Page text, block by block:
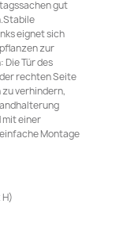
gut
eignet sich
zur
Tür des
rechten Seite
verhindern,
mit einer
Montage